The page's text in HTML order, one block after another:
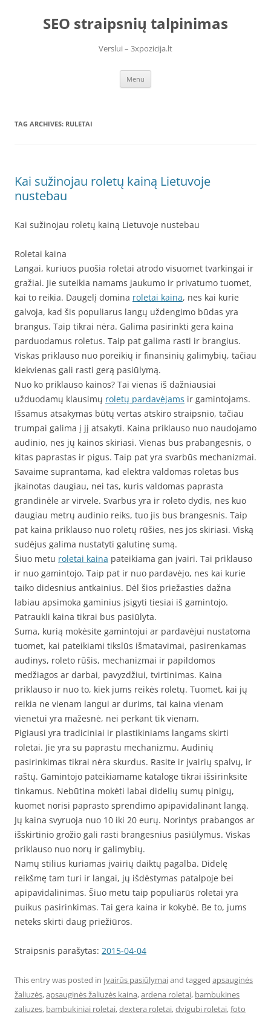
contentSEO straipsnių talpinimas
Verslui – 3xpozicija.lt
Menu
TAG ARCHIVES: RULETAI
Kai sužinojau roletų kainą Lietuvoje
nustebau
Kai sužinojau roletų kainą Lietuvoje nustebau
Roletai kaina
Langai, kuriuos puošia roletai atrodo visuomet tvarkingai ir
gražiai. Jie suteikia namams jaukumo ir privatumo tuomet,
kai to reikia. Daugelį domina roletai kaina, nes kai kurie
galvoja, kad šis populiarus langų uždengimo būdas yra
brangus. Taip tikrai nėra. Galima pasirinkti gera kaina
parduodamus roletus. Taip pat galima rasti ir brangius.
Viskas priklauso nuo poreikių ir finansinių galimybių, tačiau
kiekvienas gali rasti gerą pasiūlymą.
Nuo ko priklauso kainos? Tai vienas iš dažniausiai
užduodamų klausimų roletų pardavėjams ir gamintojams.
Išsamus atsakymas būtų vertas atskiro straipsnio, tačiau
trumpai galima į jį atsakyti. Kaina priklauso nuo naudojamo
audinio, nes jų kainos skiriasi. Vienas bus prabangesnis, o
kitas paprastas ir pigus. Taip pat yra svarbūs mechanizmai.
Savaime suprantama, kad elektra valdomas roletas bus
įkainotas daugiau, nei tas, kuris valdomas paprasta
grandinėle ar virvele. Svarbus yra ir roleto dydis, nes kuo
daugiau metrų audinio reiks, tuo jis bus brangesnis. Taip
pat kaina priklauso nuo roletų rūšies, nes jos skiriasi. Viską
sudėjus galima nustatyti galutinę sumą.
Šiuo metu roletai kaina pateikiama gan įvairi. Tai priklauso
ir nuo gamintojo. Taip pat ir nuo pardavėjo, nes kai kurie
taiko didesnius antkainius. Dėl šios priežasties dažna
labiau apsimoka gaminius įsigyti tiesiai iš gamintojo.
Patraukli kaina tikrai bus pasiūlyta.
Suma, kurią mokėsite gamintojui ar pardavėjui nustatoma
tuomet, kai pateikiami tikslūs išmatavimai, pasirenkamas
audinys, roleto rūšis, mechanizmai ir papildomos
medžiagos ar darbai, pavyzdžiui, tvirtinimas. Kaina
priklauso ir nuo to, kiek jums reikės roletų. Tuomet, kai jų
reikia ne vienam langui ar durims, tai kaina vienam
vienetui yra mažesnė, nei perkant tik vienam.
Pigiausi yra tradiciniai ir plastikiniams langams skirti
roletai. Jie yra su paprastu mechanizmu. Audinių
pasirinkimas tikrai nėra skurdus. Rasite ir įvairių spalvų, ir
raštų. Gamintojo pateikiamame kataloge tikrai išsirinksite
tinkamus. Nebūtina mokėti labai didelių sumų pinigų,
kuomet norisi paprasto sprendimo apipavidalinant langą.
Jų kaina svyruoja nuo 10 iki 20 eurų. Norintys prabangos ar
išskirtinio grožio gali rasti brangesnius pasiūlymus. Viskas
priklauso nuo norų ir galimybių.
Namų stilius kuriamas įvairių daiktų pagalba. Didelę
reikšmę tam turi ir langai, jų išdėstymas patalpoje bei
apipavidalinimas. Šiuo metu taip populiarūs roletai yra
puikus pasirinkimas. Tai gera kaina ir kokybė. Be to, jums
neteks skirti daug priežiūros.
Straipsnis parašytas: 2015-04-04
This entry was posted in Įvairūs pasiūlymaiand tagged apsauginės
žaliuzės,apsauginės žaliuzės kaina,ardena roletai, bambukines
zaliuzes, bambukiniai roletai,dextera roletai,dvigubi roletai,foto